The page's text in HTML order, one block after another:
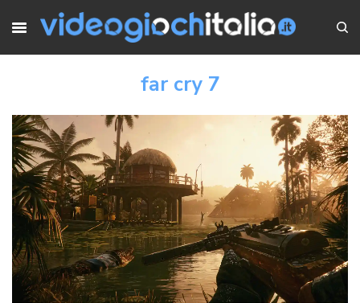
far cry 7